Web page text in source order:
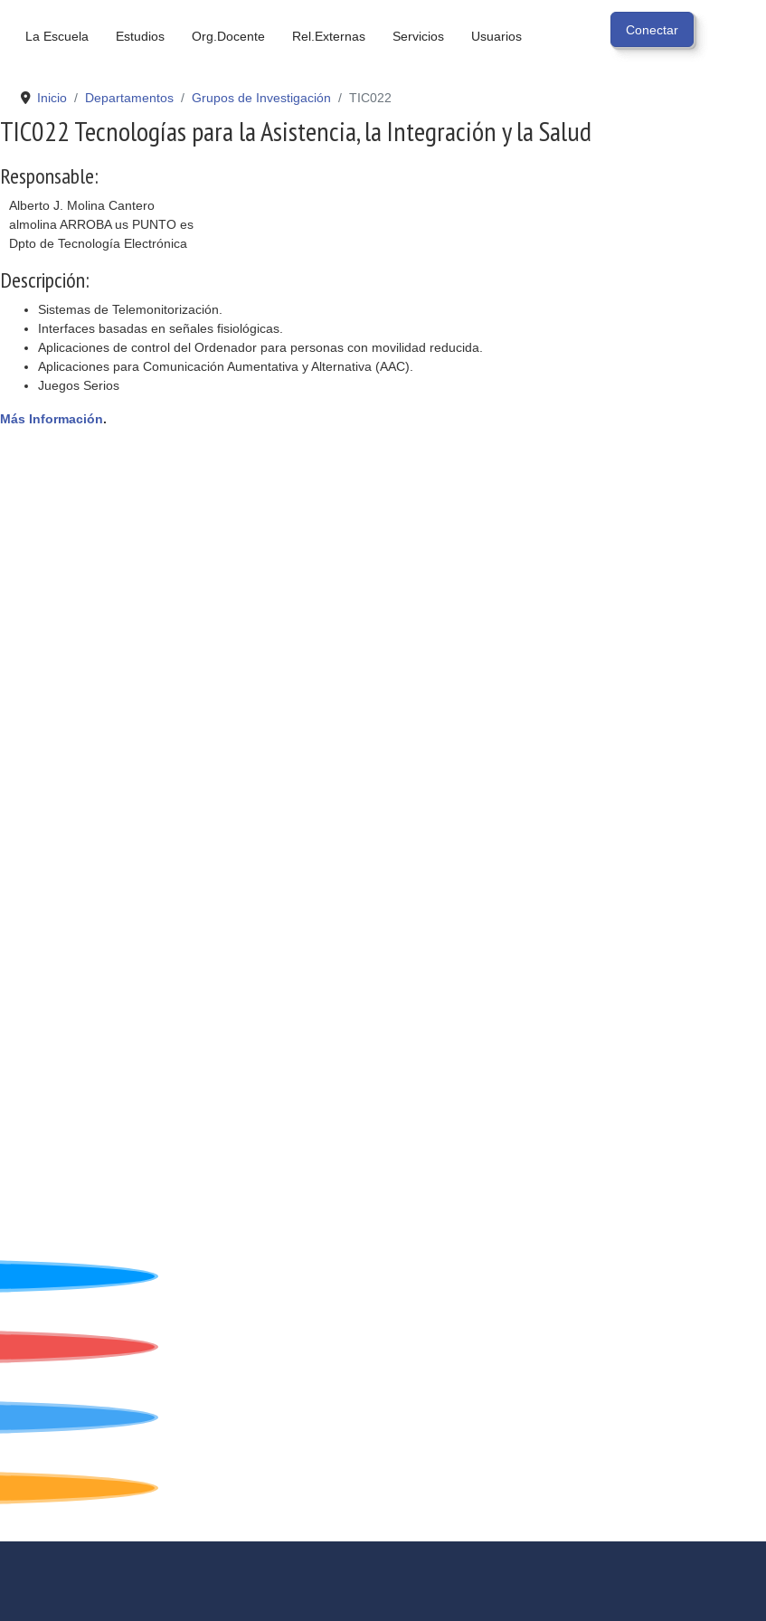
La Escuela Estudios Org.Docente Rel.Externas Servicios Usuarios
Inicio Departamentos Grupos de Investigación TIC022
TIC022 Tecnologías para la Asistencia, la Integración y la Salud
Responsable:
Alberto J. Molina Cantero
almolina ARROBA us PUNTO es
Dpto de Tecnología Electrónica
Descripción:
Sistemas de Telemonitorización.
Interfaces basadas en señales fisiológicas.
Aplicaciones de control del Ordenador para personas con movilidad reducida.
Aplicaciones para Comunicación Aumentativa y Alternativa (AAC).
Juegos Serios
Más Información.